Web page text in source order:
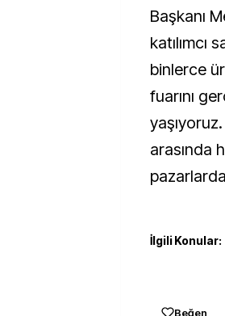
Başkanı
katılımcı
binlerce
fuarını
arasında
İlgili Konular:
Beğen